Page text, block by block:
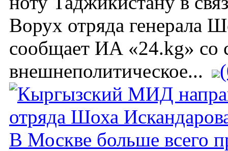
Ворух отряда генерала
сообщает ИА «24.kg» со
внешнеполитическое...
В Москве больше всего